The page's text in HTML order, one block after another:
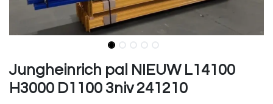
Jungheinrich pal NIEUW L14100
H3000 D1100 3niv 241210